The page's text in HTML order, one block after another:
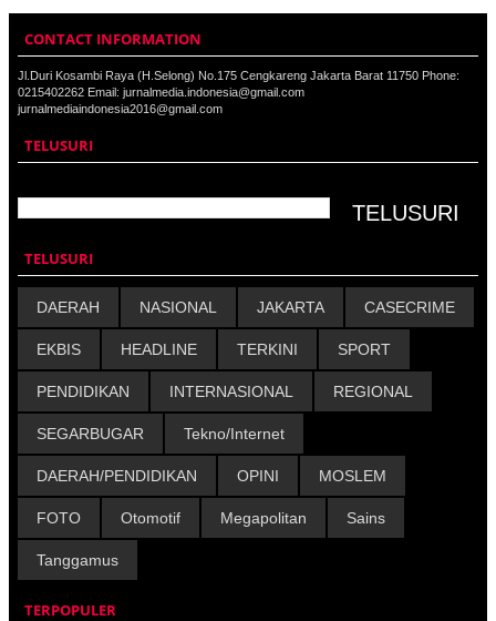
CONTACT INFORMATION
Jl.Duri Kosambi Raya (H.Selong) No.175 Cengkareng Jakarta Barat 11750 Phone:
0215402262 Email: jurnalmedia.indonesia@gmail.com
jurnalmediaindonesia2016@gmail.com
TELUSURI
TELUSURI
DAERAH NASIONAL JAKARTA CASECRIME
EKBIS HEADLINE TERKINI SPORT
PENDIDIKAN INTERNASIONAL REGIONAL
SEGARBUGAR Tekno/Internet
DAERAH/PENDIDIKAN OPINI MOSLEM
FOTO Otomotif Megapolitan Sains
Tanggamus
TERPOPULER